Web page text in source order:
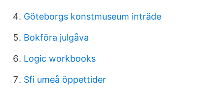
Göteborgs konstmuseum inträde
Bokföra julgåva
Logic workbooks
Sfi umeå öppettider